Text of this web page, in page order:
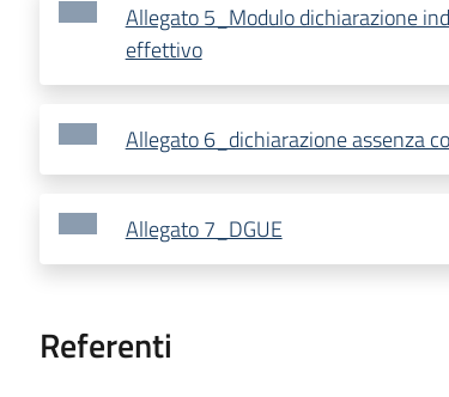
Allegato 5_Modulo dichiarazione
effettivo
Allegato 6_dichiarazione assenza
Allegato 7_DGUE
Referenti